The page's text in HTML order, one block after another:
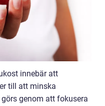
innebär att
till att minska
genom att fokusera